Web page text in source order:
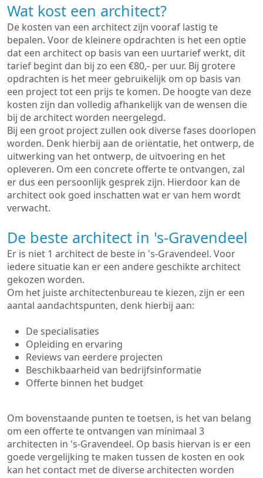
Wat kost een architect?
De kosten van een architect zijn vooraf lastig te
bepalen. Voor de kleinere opdrachten is het een optie
dat een architect op basis van een uurtarief werkt, dit
tarief begint dan bij zo een €80,- per uur. Bij grotere
opdrachten is het meer gebruikelijk om op basis van
een project tot een prijs te komen. De hoogte van deze
kosten zijn dan volledig afhankelijk van de wensen die
bij de architect worden neergelegd.
Bij een groot project zullen ook diverse fases doorlopen
worden. Denk hierbij aan de oriëntatie, het ontwerp, de
uitwerking van het ontwerp, de uitvoering en het
opleveren. Om een concrete offerte te ontvangen, zal
er dus een persoonlijk gesprek zijn. Hierdoor kan de
architect ook goed inschatten wat er van hem wordt
verwacht.
De beste architect in 's-Gravendeel
Er is niet 1 architect de beste in 's-Gravendeel. Voor
iedere situatie kan er een andere geschikte architect
gekozen worden.
Om het juiste architectenbureau te kiezen, zijn er een
aantal aandachtspunten, denk hierbij aan:
De specialisaties
Opleiding en ervaring
Reviews van eerdere projecten
Beschikbaarheid van bedrijfsinformatie
Offerte binnen het budget
Om bovenstaande punten te toetsen, is het van belang
om een offerte te ontvangen van minimaal 3
architecten in 's-Gravendeel. Op basis hiervan is er een
goede vergelijking te maken tussen de kosten en ook
kan het contact met de diverse architecten worden